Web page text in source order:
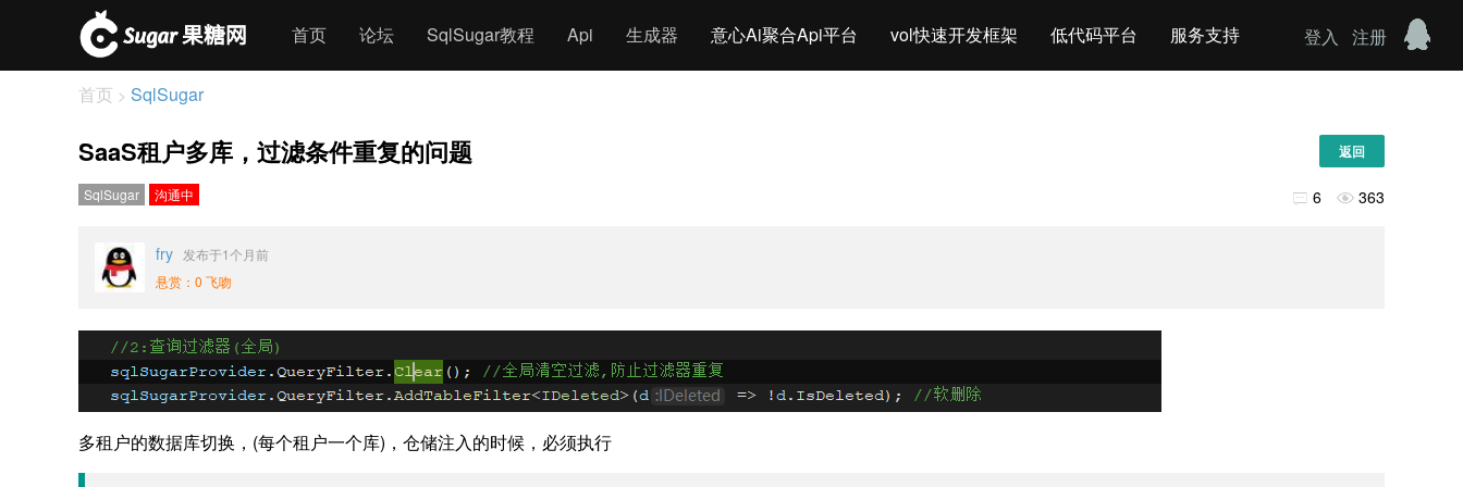
首页 论坛 SqlSugar教程 Api 生成器 意心Ai聚合Api平台 vol快速开发框架 低代码平台 服务支持 登入 注册
首页 > SqlSugar
SaaS租户多库，过滤条件重复的问题 返回
SqlSugar 沟通中  6  363
fry 发布于1个月前
悬赏：0 飞吻
多租户的数据库切换，(每个租户一个库)，仓储注入的时候，必须执行